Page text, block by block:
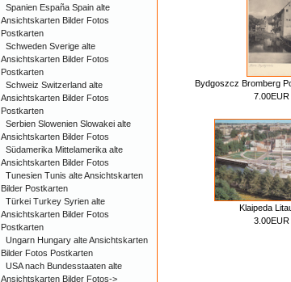
Bydgoszcz Bromberg
7.00EUR
Klaipeda
3.00EUR
Spanien España Spain alte
Ansichtskarten Bilder Fotos
Postkarten
Schweden Sverige alte
Ansichtskarten Bilder Fotos
Postkarten
Schweiz Switzerland alte
Ansichtskarten Bilder Fotos
Postkarten
Serbien Slowenien Slowakei alte
Ansichtskarten Bilder Fotos
Südamerika Mittelamerika alte
Ansichtskarten Bilder Fotos
Tunesien Tunis alte Ansichtskarten
Bilder Postkarten
Türkei Turkey Syrien alte
Ansichtskarten Bilder Fotos
Postkarten
Ungarn Hungary alte Ansichtskarten
Bilder Fotos Postkarten
USA nach Bundesstaaten alte
Ansichtskarten Bilder Fotos->